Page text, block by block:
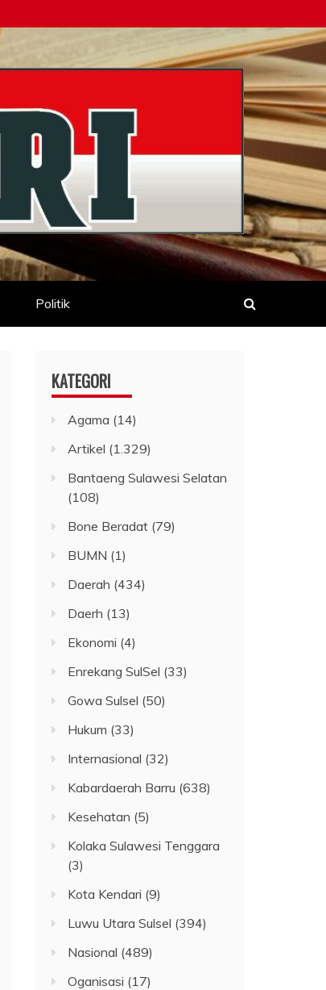
Politik
KATEGORI
Agama (14)
Artikel (1.329)
Bantaeng Sulawesi Selatan
(108)
Bone Beradat (79)
BUMN (1)
Daerah (434)
Daerh (13)
Ekonomi (4)
Enrekang SulSel (33)
Gowa Sulsel (50)
Hukum (33)
Internasional (32)
Kabardaerah Barru (638)
Kesehatan (5)
Kolaka Sulawesi Tenggara
(3)
Kota Kendari (9)
Luwu Utara Sulsel (394)
Nasional (489)
Oganisasi (17)